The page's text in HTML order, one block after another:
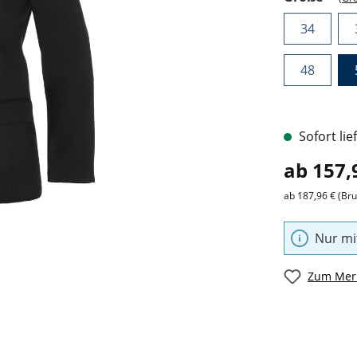
34
48
Sofort
ab
ab 187,96 €
Nur
Zum